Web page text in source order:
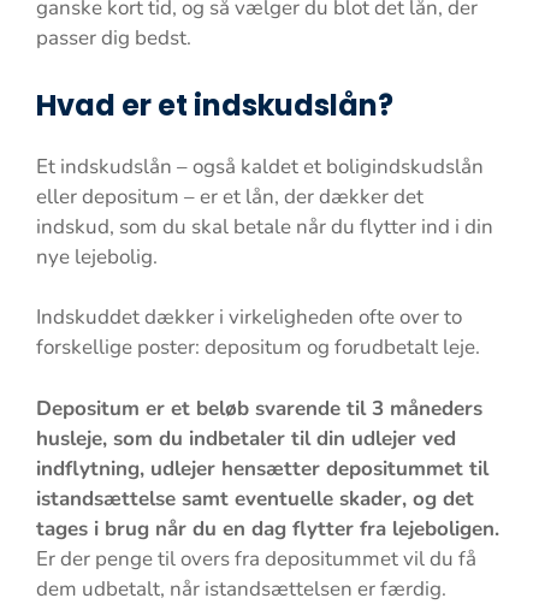
ganske kort tid, og så vælger du blot det lån, der
passer dig bedst.
Hvad er et indskudslån?
Et indskudslån – også kaldet et boligindskudslån
eller depositum – er et lån, der dækker det
indskud, som du skal betale når du flytter ind i din
nye lejebolig.
Indskuddet dækker i virkeligheden ofte over to
forskellige poster: depositum og forudbetalt leje.
Depositum er et beløb svarende til 3 måneders
husleje, som du indbetaler til din udlejer ved
indflytning, udlejer hensætter depositummet til
istandsættelse samt eventuelle skader, og det
tages i brug når du en dag flytter fra lejeboligen.
Er der penge til overs fra depositummet vil du få
dem udbetalt, når istandsættelsen er færdig.